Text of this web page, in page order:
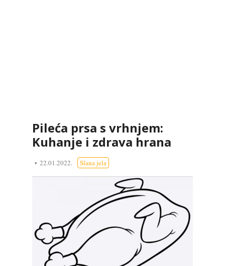
Pileća prsa s vrhnjem:
Kuhanje i zdrava hrana
22.01.2022. Slana jela